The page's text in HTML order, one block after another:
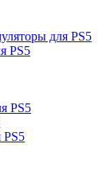
для PS5
PS5
PS5
PS5